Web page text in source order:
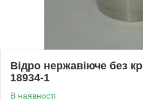
Відро нержавіюче без
18934-1
В наявності